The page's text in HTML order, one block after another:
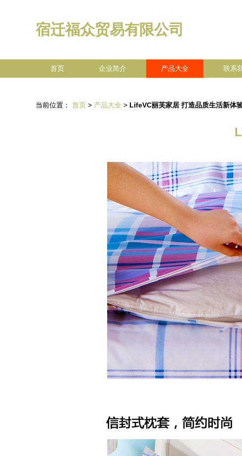
宿迁福众贸易有限公司
首页 企业简介 产品大全 联系
当前位置： 首页 > 产品大全 > LifeVC丽芙家居 打造品质生活新体